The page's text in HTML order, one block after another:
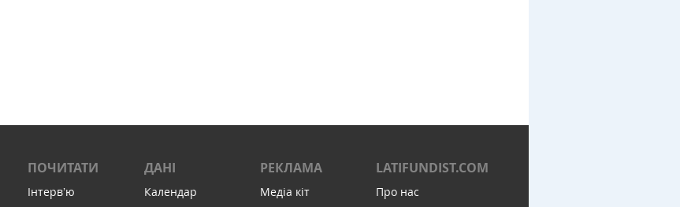
ПОЧИТАТИ
Інтервʼю
ДАНІ
Календар
РЕКЛАМА
Медіа кіт
LATIFUNDIST.COM
Про нас